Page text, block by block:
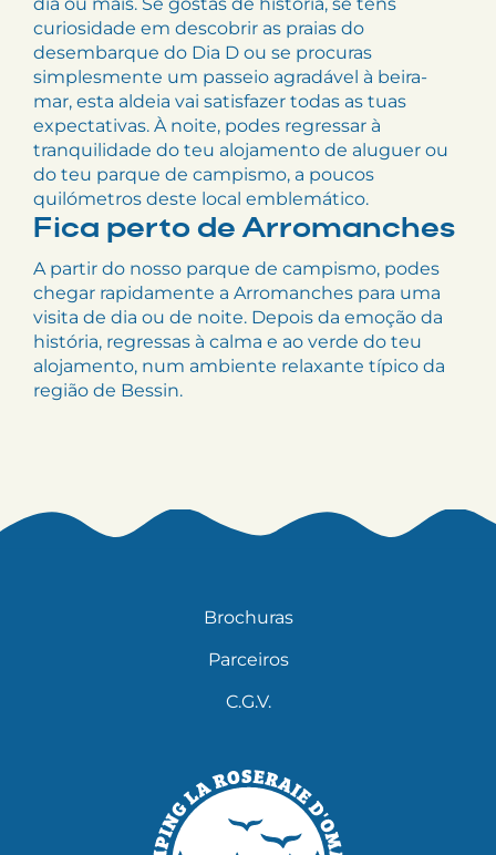
dia ou mais. Se gostas de história, se tens
curiosidade em descobrir as praias do
desembarque do Dia D ou se procuras
simplesmente um passeio agradável à beira-
mar, esta aldeia vai satisfazer todas as tuas
expectativas. À noite, podes regressar à
tranquilidade do teu alojamento de aluguer ou
do teu parque de campismo, a poucos
quilómetros deste local emblemático.
Fica perto de Arromanches
A partir do nosso parque de campismo, podes
chegar rapidamente a Arromanches para uma
visita de dia ou de noite. Depois da emoção da
história, regressas à calma e ao verde do teu
alojamento, num ambiente relaxante típico da
região de Bessin.
Brochuras
Parceiros
C.G.V.